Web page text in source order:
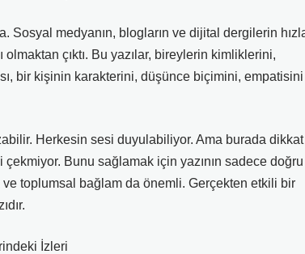
Sosyal medyanın, blogların ve dijital dergilerin
çıktı. Bu yazılar, bireylerin kimliklerini,
bir kişinin karakterini, düşünce biçimini, empatisini
Herkesin sesi duyulabiliyor. Ama burada dikkat
Bunu sağlamak için yazının sadece doğru
toplumsal bağlam da önemli. Gerçekten etkili bir
İzleri